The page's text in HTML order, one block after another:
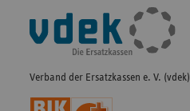
Fußleisten-
Navigation
Verband der Ersatzkassen e. V. (vdek)